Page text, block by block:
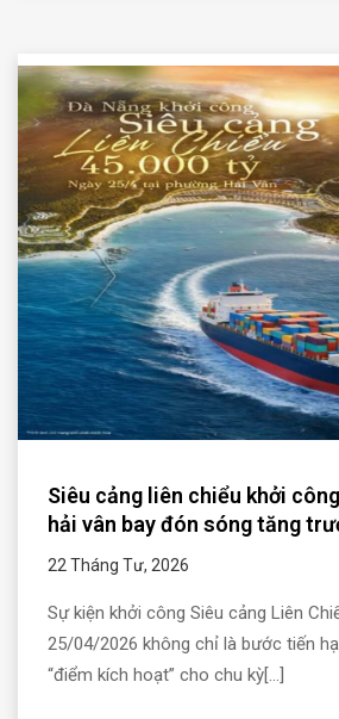
Siêu cảng liên chiểu khởi
hải vân bay đón sóng tăng
22 Tháng Tư, 2026
Sự kiện khởi công Siêu cảng Liên
25/04/2026 không chỉ là bước tiến
“điểm kích hoạt” cho chu kỳ[...]